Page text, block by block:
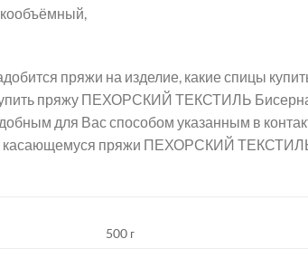
пряжи на изделие, какие спицы
пряжу ПЕХОРСКИЙ ТЕКСТИЛЬ
для Вас способом указанным в
касающемуся пряжи ПЕХОРСКИЙ
500 г